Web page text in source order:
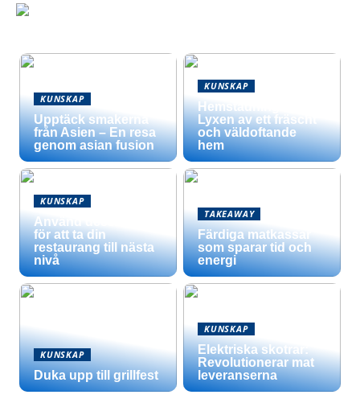
KUNSKAP
Upptäck smakerna
från Asien – En resa
genom asian fusion
KUNSKAP
Hemstädning –
Lyxen av ett fräscht
och väldoftande
hem
KUNSKAP
Använd dessa tips
för att ta din
restaurang till nästa
nivå
TAKEAWAY
Färdiga matkassar
som sparar tid och
energi
KUNSKAP
Duka upp till grillfest
KUNSKAP
Elektriska skotrar:
Revolutionerar mat
leveranserna